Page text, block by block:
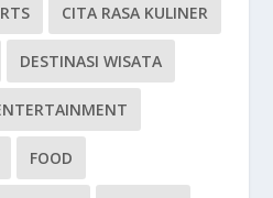
CITA RASA KULINER
DESTINASI WISATA
FOOD